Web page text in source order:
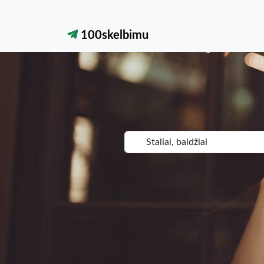
100skelbimu